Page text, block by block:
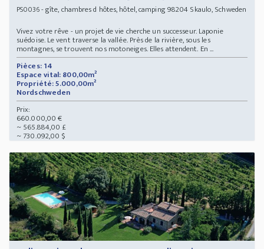
PS0036- gîte, chambres d hôtes, hôtel, camping 98204 Skaulo, Schweden
Vivez votre rêve - un projet de vie cherche un successeur. Laponie
suédoise. Le vent traverse la vallée. Près de la rivière, sous les
montagnes, se trouvent nos motoneiges. Elles attendent. En ...
Pièces: 14
Espace vital: 800,00m²
Propriété: 5.000,00m²
Nordschweden
Prix:
660.000,00 €
~ 565.884,00 £
~ 730.092,00 $